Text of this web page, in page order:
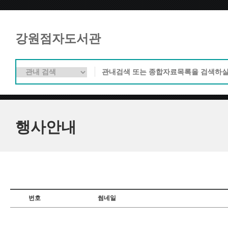
강원점자도서관
행사안내
번호 썸네일